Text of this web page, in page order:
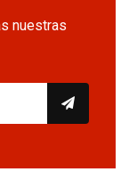
nuestras